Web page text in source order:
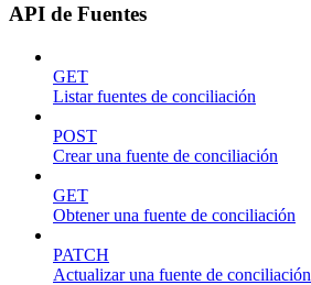
API de Fuentes
GET
Listar fuentes de conciliación
POST
Crear una fuente de conciliación
GET
Obtener una fuente de conciliación
PATCH
Actualizar una fuente de conciliación